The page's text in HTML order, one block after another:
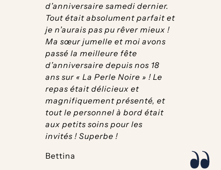
d’anniversaire samedi dernier.
Tout était absolument parfait et
je n’aurais pas pu rêver mieux !
Ma sœur jumelle et moi avons
passé la meilleure fête
d’anniversaire depuis nos 18
ans sur « La Perle Noire » ! Le
repas était délicieux et
magnifiquement présenté, et
tout le personnel à bord était
aux petits soins pour les
invités ! Superbe !
Bettina